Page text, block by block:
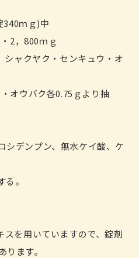
340ｍｇ)中
2，800ｍｇ
シャクヤク・センキュウ・オ
オウバク各0.75ｇより抽
シデンプン、無水ケイ酸、ケ
。
を用いていますので、錠剤
ます。